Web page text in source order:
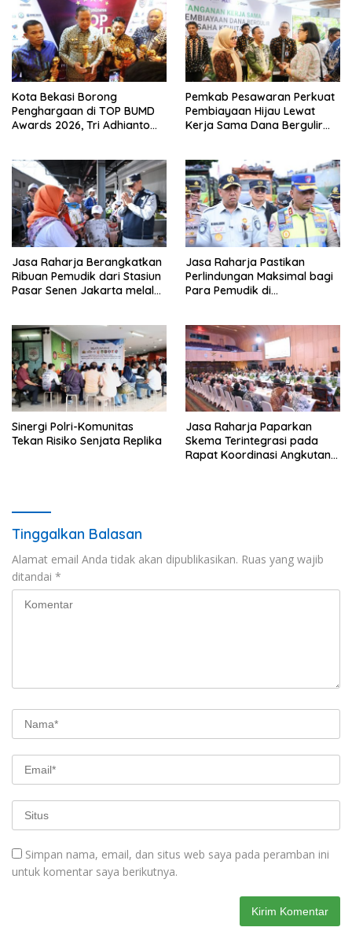
Kota Bekasi Borong
Penghargaan di TOP BUMD
Awards 2026, Tri Adhianto
Pemkab Pesawaran Perkuat
Pembiayaan Hijau Lewat
Kerja Sama Dana Bergulir
Jasa Raharja Berangkatkan
Ribuan Pemudik dari Stasiun
Pasar Senen Jakarta melalui
Jasa Raharja Pastikan
Perlindungan Maksimal bagi
Para Pemudik di
Sinergi Polri-Komunitas
Tekan Risiko Senjata Replika
Jasa Raharja Paparkan
Skema Terintegrasi pada
Rapat Koordinasi Angkutan
Tinggalkan Balasan
Alamat email Anda tidak akan dipublikasikan. Ruas yang wajib
ditandai *
Simpan nama, email, dan situs web saya pada peramban ini
untuk komentar saya berikutnya.